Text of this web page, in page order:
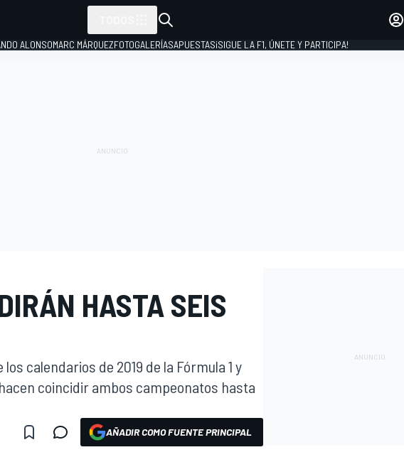
ALONSOMARC MÁRQUEZFOTOGALERÍASAPUESTAS¡SIGUE LA F1, ÚNETE Y PARTICIPA!
HASTA SEIS
calendarios de 2019 de la Fórmula 1 y
coincidir ambos campeonatos hasta
AÑADIR COMO FUENTE PRINCIPAL